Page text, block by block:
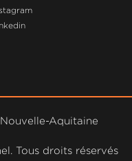
Aquitaine
Tous droits réservés